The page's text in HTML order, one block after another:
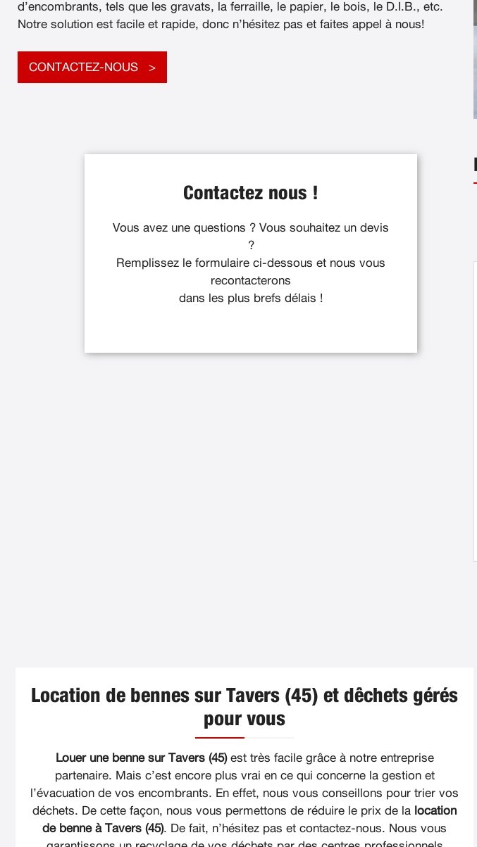
d’encombrants, tels que les gravats, la ferraille, le papier, le bois, le D.I.B., etc.
Notre solution est facile et rapide, donc n’hésitez pas et faites appel à nous!
CONTACTEZ-NOUS
Contactez nous !
Vous avez une questions ? Vous souhaitez un devis
?
Remplissez le formulaire ci-dessous et nous vous
recontacterons
dans les plus brefs délais !
Location de bennes sur Tavers (45) et dêchets gérés
pour vous
Louer une benne sur Tavers (45)est très facile grâce à notre entreprise
partenaire. Mais c’est encore plus vrai en ce qui concerne la gestion et
l’évacuation de vos encombrants. En effet, nous vous conseillons pour trier vos
déchets. De cette façon, nous vous permettons de réduire le prix de la location
de benne à Tavers (45). De fait, n’hésitez pas et contactez-nous. Nous vous